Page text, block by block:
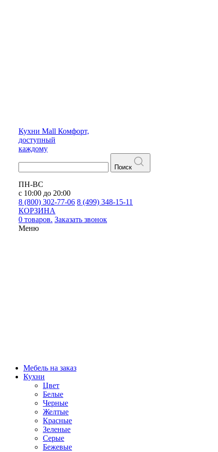
Кухни Mall Комфорт,
доступный
каждому
Поиск
ПН-ВС
с 10:00 до 20:00
8 (800) 302-77-06 8 (499) 348-15-11
КОРЗИНА
0 товаров. Заказать звонок
Меню
Мебель на заказ
Кухни
Цвет
Белые
Черные
Желтые
Красные
Зеленые
Серые
Бежевые